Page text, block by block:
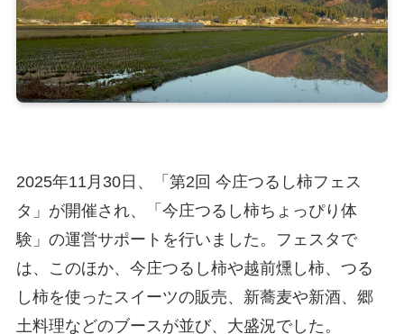
2025年11月30日、「第2回 今庄つるし柿フェス
タ」が開催され、「今庄つるし柿ちょっぴり体
験」の運営サポートを行いました。フェスタで
は、このほか、今庄つるし柿や越前燻し柿、つる
し柿を使ったスイーツの販売、新蕎麦や新酒、郷
土料理などのブースが並び、大盛況でした。